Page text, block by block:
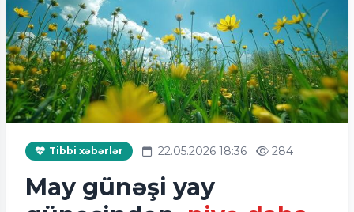
Tibbi xəbərlər 22.05.2026 18:36 284
May günəşi yay